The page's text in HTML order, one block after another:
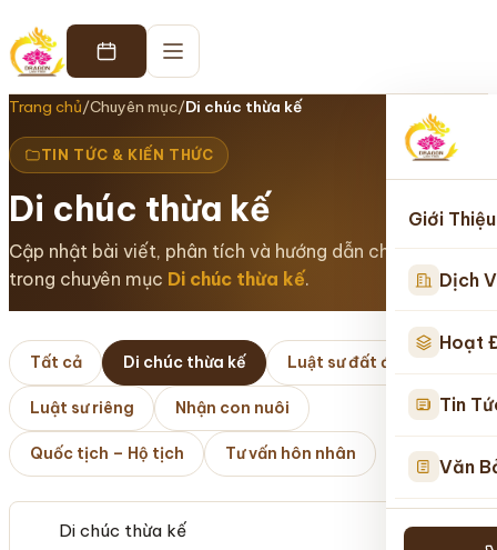
Giới Thiệu
Dịch
Hoạt
Tin
Văn
Trang chủ/Chuyên mục/Di chúc thừa kế
TIN TỨC & KIẾN THỨC
Di chúc thừa kế
Cập nhật bài viết, phân tích và hướng dẫn chuyên sâu
trong chuyên mục Di chúc thừa kế.
Tất cả Di chúc thừa kế Luật sư đất đai
Luật sư riêng Nhận con nuôi
Quốc tịch – Hộ tịch Tư vấn hôn nhân